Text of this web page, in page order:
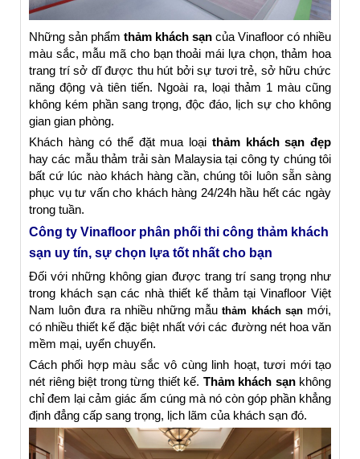
Những sản phẩm thảm khách sạn của Vinafloor có nhiều
màu sắc, mẫu mã cho bạn thoải mái lựa chọn, thảm hoa
trang trí sở dĩ được thu hút bởi sự tươi trẻ, sở hữu chức
năng động và tiên tiến. Ngoài ra, loại thảm 1 màu cũng
không kém phần sang trọng, độc đáo, lịch sự cho không
gian gian phòng.
Khách hàng có thể đặt mua loại thảm khách sạn đẹp
hay các mẫu thảm trải sàn Malaysia tại công ty chúng tôi
bất cứ lúc nào khách hàng cần, chúng tôi luôn sẵn sàng
phục vụ tư vấn cho khách hàng 24/24h hầu hết các ngày
trong tuần.
Công ty Vinafloor phân phối thi công thảm khách
sạn uy tín, sự chọn lựa tốt nhất cho bạn
Đối với những không gian được trang trí sang trọng như
trong khách sạn các nhà thiết kế thảm tại Vinafloor Việt
Nam luôn đưa ra nhiều những mẫuthảm khách sạnmới,
có nhiều thiết kế đặc biệt nhất với các đường nét hoa văn
mềm mại, uyển chuyển.
Cách phối hợp màu sắc vô cùng linh hoạt, tươi mới tạo
nét riêng biệt trong từng thiết kế. Thảm khách sạnkhông
chỉ đem lại cảm giác ấm cúng mà nó còn góp phần khẳng
định đẳng cấp sang trọng, lịch lãm của khách sạn đó.